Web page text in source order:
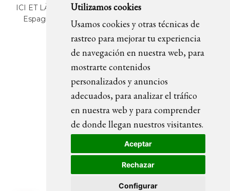
Utilizamos cookies
Usamos cookies y otras técnicas de
rastreo para mejorar tu experiencia
de navegación en nuestra web, para
mostrarte contenidos
personalizados y anuncios
adecuados, para analizar el tráfico
en nuestra web y para comprender
de donde llegan nuestros visitantes.
Aceptar
Rechazar
Configurar
ICI ET LÀ | C/ Sant Pere Més Alt, 43 | 08003 Barcelona.
Espagne | T. +34 93 268 78 43 | +34 630 82 09 89 |